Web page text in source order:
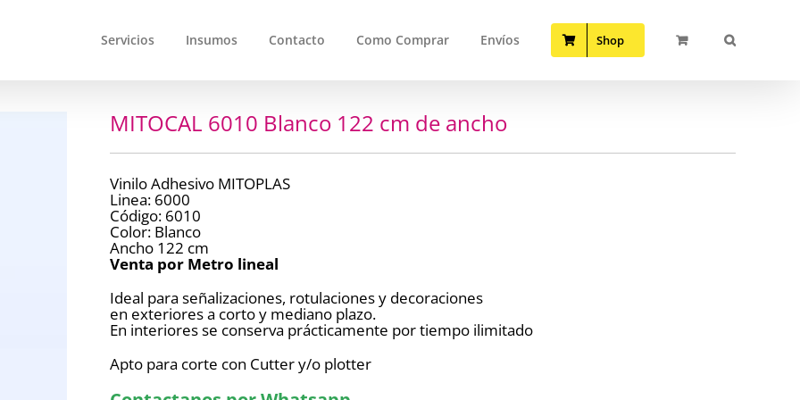
Servicios Insumos Contacto Como Comprar Envíos Shop
MITOCAL 6010 Blanco 122 cm de ancho
Vinilo Adhesivo MITOPLAS
Linea: 6000
Código: 6010
Color: Blanco
Ancho 122 cm
Venta por Metro lineal
Ideal para señalizaciones, rotulaciones y decoraciones
en exteriores a corto y mediano plazo.
En interiores se conserva prácticamente por tiempo ilimitado
Apto para corte con Cutter y/o plotter